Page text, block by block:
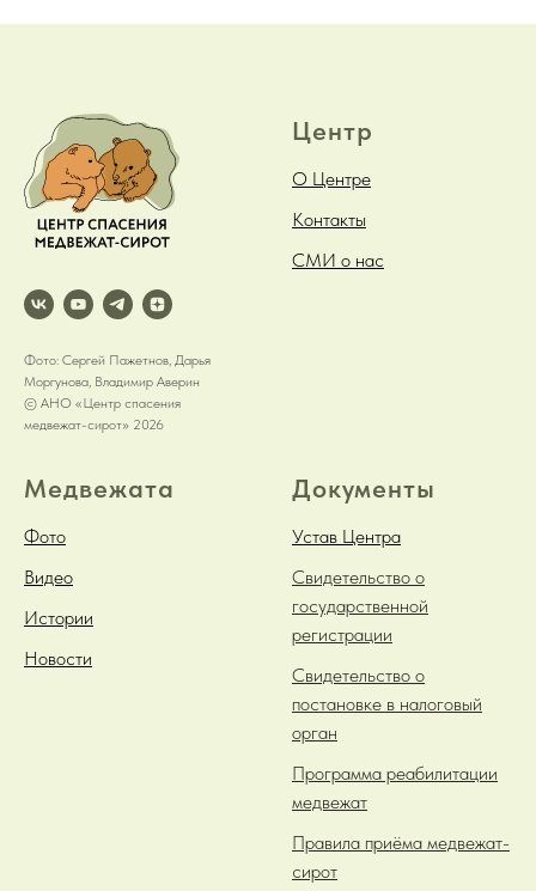
Фото: Сергей Пажетнов, Дарья
Моргунова, Владимир Аверин
© АНО «Центр спасения
медвежат-сирот» 2026
Центр
О Центре
Контакты
СМИ о нас
Медвежата
Фото
Видео
Истории
Новости
Документы
Устав Центра
Свидетельство о
государственной
регистрации
Свидетельство о
постановке в налоговый
орган
Программа реабилитации
медвежат
Правила приёма медвежат-
сирот